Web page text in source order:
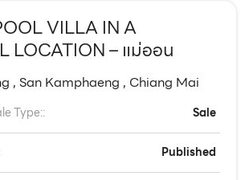
VILLA IN A
LOCATION – แม่ออน
, San Kamphaeng , Chiang Mai
Type:: Sale
Published